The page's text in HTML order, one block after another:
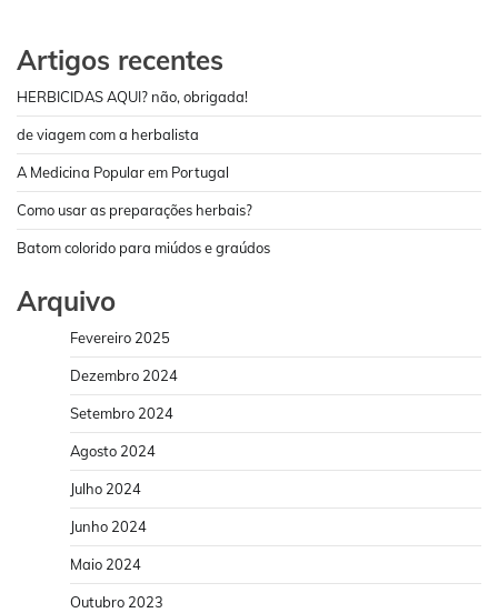
Artigos recentes
HERBICIDAS AQUI? não, obrigada!
de viagem com a herbalista
A Medicina Popular em Portugal
Como usar as preparações herbais?
Batom colorido para miúdos e graúdos
Arquivo
Fevereiro 2025
Dezembro 2024
Setembro 2024
Agosto 2024
Julho 2024
Junho 2024
Maio 2024
Outubro 2023